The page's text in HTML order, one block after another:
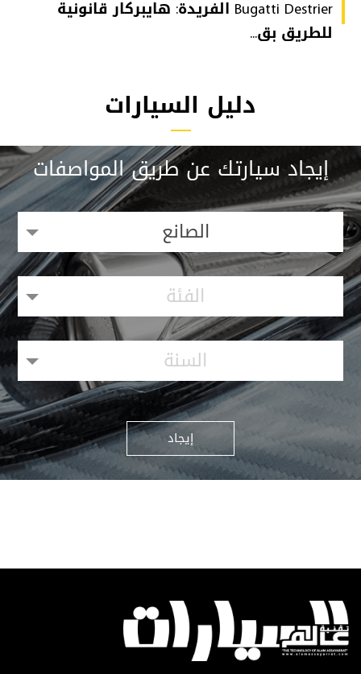
Bugatti Destrier الفريدة: هايبركار قانونية
للطريق بق...
دليل السيارات
إيجاد سيارتك عن طريق المواصفات
الصانع
الفئة
السنة
إيجاد